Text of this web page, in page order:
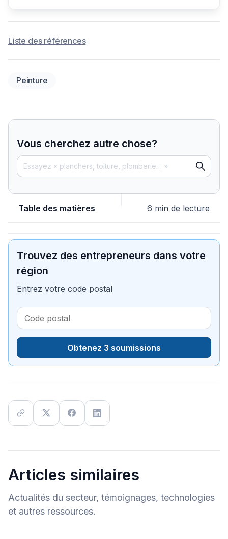
Liste des références
Peinture
Vous cherchez autre chose?
Table des matières 6 min de lecture
Trouvez des entrepreneurs dans votre
région
Entrez votre code postal
Obtenez 3 soumissions
Articles similaires
Actualités du secteur, témoignages, technologies
et autres ressources.